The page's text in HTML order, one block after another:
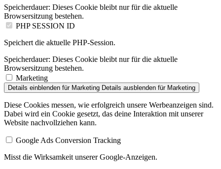
Speicherdauer: Dieses Cookie bleibt nur für die aktuelle
Browsersitzung bestehen.
PHP SESSION ID
Speichert die aktuelle PHP-Session.
Speicherdauer: Dieses Cookie bleibt nur für die aktuelle
Browsersitzung bestehen.
Marketing
Details einblenden für Marketing Details ausblenden für Marketing
Diese Cookies messen, wie erfolgreich unsere Werbeanzeigen sind.
Dabei wird ein Cookie gesetzt, das deine Interaktion mit unserer
Website nachvollziehen kann.
Google Ads Conversion Tracking
Misst die Wirksamkeit unserer Google-Anzeigen.